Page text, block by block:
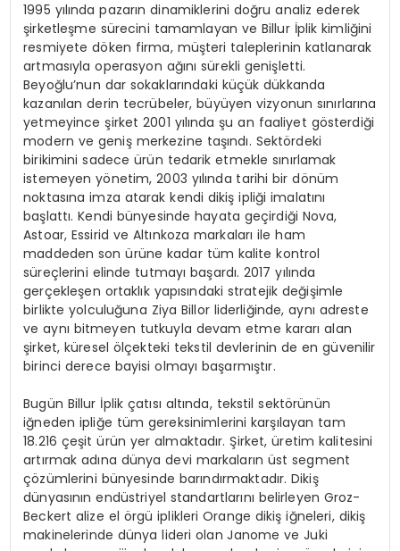
1995 yılında pazarın dinamiklerini doğru analiz ederek
şirketleşme sürecini tamamlayan ve Billur İplik kimliğini
resmiyete döken firma, müşteri taleplerinin katlanarak
artmasıyla operasyon ağını sürekli genişletti.
Beyoğlu’nun dar sokaklarındaki küçük dükkanda
kazanılan derin tecrübeler, büyüyen vizyonun sınırlarına
yetmeyince şirket 2001 yılında şu an faaliyet gösterdiği
modern ve geniş merkezine taşındı. Sektördeki
birikimini sadece ürün tedarik etmekle sınırlamak
istemeyen yönetim, 2003 yılında tarihi bir dönüm
noktasına imza atarak kendi dikiş ipliği imalatını
başlattı. Kendi bünyesinde hayata geçirdiği Nova,
Astoar, Essirid ve Altınkoza markaları ile ham
maddeden son ürüne kadar tüm kalite kontrol
süreçlerini elinde tutmayı başardı. 2017 yılında
gerçekleşen ortaklık yapısındaki stratejik değişimle
birlikte yolculuğuna Ziya Billor liderliğinde, aynı adreste
ve aynı bitmeyen tutkuyla devam etme kararı alan
şirket, küresel ölçekteki tekstil devlerinin de en güvenilir
birinci derece bayisi olmayı başarmıştır.
Bugün Billur İplik çatısı altında, tekstil sektörünün
iğneden ipliğe tüm gereksinimlerini karşılayan tam
18.216 çeşit ürün yer almaktadır. Şirket, üretim kalitesini
artırmak adına dünya devi markaların üst segment
çözümlerini bünyesinde barındırmaktadır. Dikiş
dünyasının endüstriyel standartlarını belirleyen Groz-
Beckert alize el örgü iplikleri Orange dikiş iğneleri, dikiş
makinelerinde dünya lideri olan Janome ve Juki